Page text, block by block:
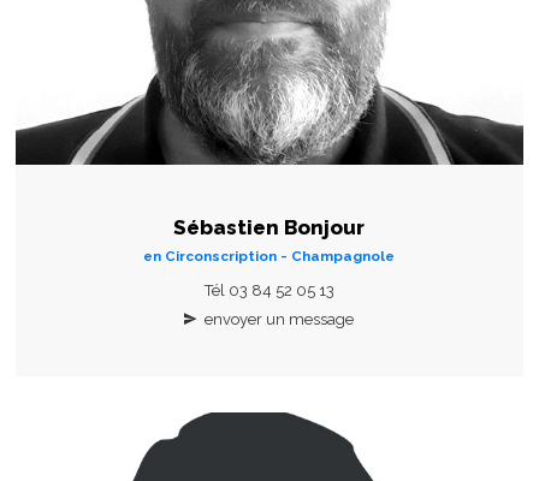
Sébastien Bonjour
en Circonscription - Champagnole
Tél 03 84 52 05 13
envoyer un message